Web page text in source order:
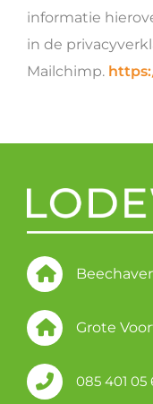
informatie
in de
Mailchimp.
Grote
085 401 05